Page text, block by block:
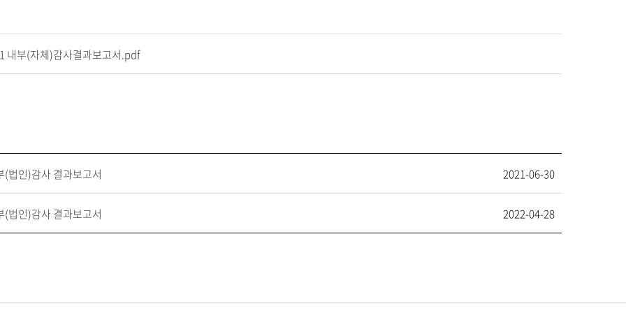
내부(자체)감사결과보고서.pdf
(법인)감사 결과보고서 2021-06-30
(법인)감사 결과보고서 2022-04-28